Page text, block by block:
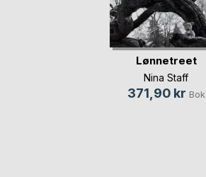
Lønnetreet
Nina Staff
371,90 kr Bok